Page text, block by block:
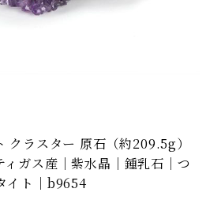
クラスター 原石（約209.5g）
ィガス産｜紫水晶｜鍾乳石｜つ
イト｜b9654